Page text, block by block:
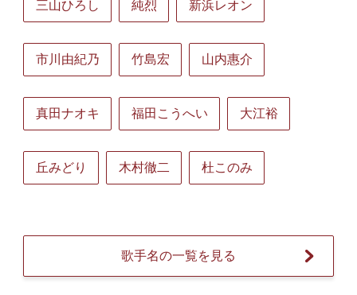
三山ひろし 純烈 新浜レオン
市川由紀乃 竹島宏 山内惠介
真田ナオキ 福田こうへい 大江裕
丘みどり 木村徹二 杜このみ
歌手名の一覧を見る